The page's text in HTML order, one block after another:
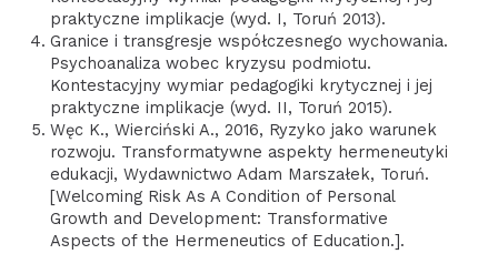
praktyczne implikacje (wyd. I, Toruń 2013).
Granice i transgresje współczesnego wychowania.
Psychoanaliza wobec kryzysu podmiotu.
Kontestacyjny wymiar pedagogiki krytycznej i jej
praktyczne implikacje (wyd. II, Toruń 2015).
Węc K., Wierciński A., 2016, Ryzyko jako warunek
rozwoju. Transformatywne aspekty hermeneutyki
edukacji, Wydawnictwo Adam Marszałek, Toruń.
[Welcoming Risk As A Condition of Personal
Growth and Development: Transformative
Aspects of the Hermeneutics of Education.].